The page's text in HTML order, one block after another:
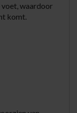
waardoor
komt.